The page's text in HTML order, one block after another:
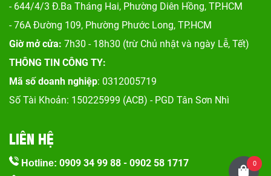
- 644/4/3 Đ.Ba Tháng Hai, Phường Diên Hồng, TP.HCM
- 76A Đường 109, Phường Phước Long, TP.HCM
Giờ mở cửa: 7h30 - 18h30 (trừ Chủ nhật và ngày Lễ, Tết)
THÔNG TIN CÔNG TY:
Mã số doanh nghiệp: 0312005719
Số Tài Khoản: 150225999 (ACB) - PGD Tân Sơn Nhì
LIÊN HỆ
Hotline: 0909 34 99 88 - 0902 58 1717 0